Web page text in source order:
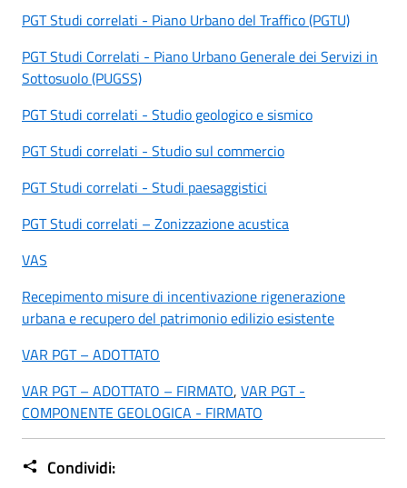
PGT Studi correlati - Piano Urbano del Traffico (PGTU)
PGT Studi Correlati - Piano Urbano Generale dei Servizi in
Sottosuolo (PUGSS)
PGT Studi correlati - Studio geologico e sismico
PGT Studi correlati - Studio sul commercio
PGT Studi correlati - Studi paesaggistici
PGT Studi correlati – Zonizzazione acustica
VAS
Recepimento misure di incentivazione rigenerazione
urbana e recupero del patrimonio edilizio esistente
VAR PGT – ADOTTATO
VAR PGT – ADOTTATO – FIRMATO, VAR PGT -
COMPONENTE GEOLOGICA - FIRMATO
Condividi: